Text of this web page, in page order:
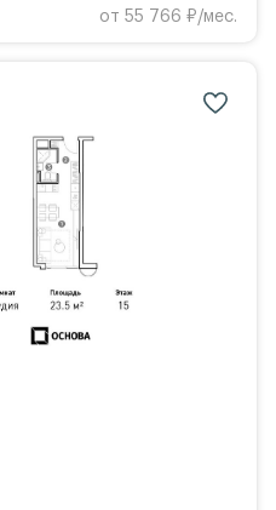
от 55 766 ₽/мес.